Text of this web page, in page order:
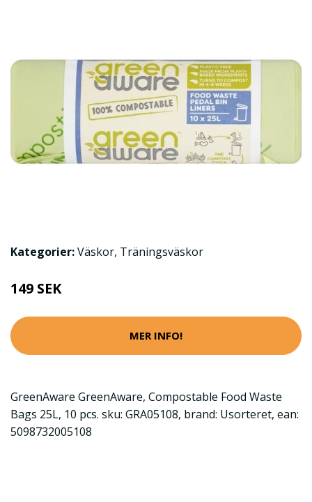
Kategorier:Väskor, Träningsväskor
149 SEK
MER INFO!
GreenAware GreenAware, Compostable Food Waste
Bags 25L, 10 pcs. sku: GRA05108, brand: Usorteret, ean:
5098732005108